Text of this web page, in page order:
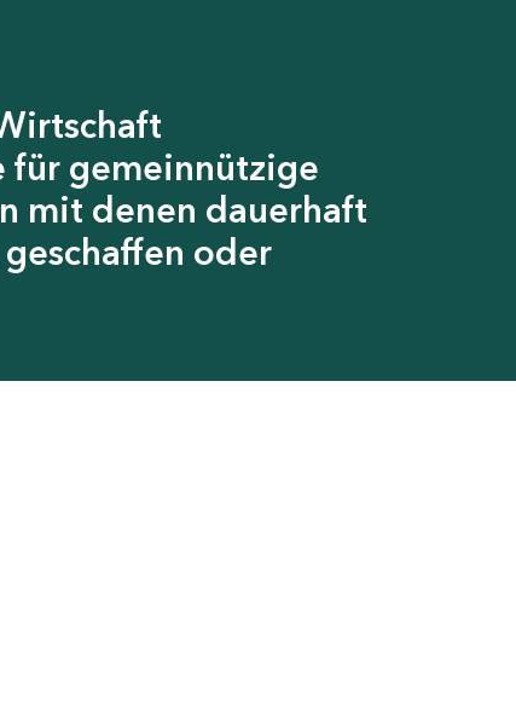
für gemeinnützige
mit denen dauerhaft
oder